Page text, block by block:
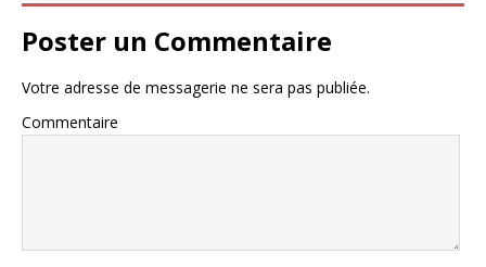
Poster un Commentaire
Votre adresse de messagerie ne sera pas publiée.
Commentaire